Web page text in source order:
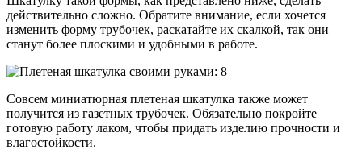
действительно сложно. Обратите внимание, если хочется
изменить форму трубочек, раскатайте их скалкой, так они
станут более плоскими и удобными в работе.
Совсем миниатюрная плетеная шкатулка также может
получится из газетных трубочек. Обязательно покройте
готовую работу лаком, чтобы придать изделию прочности и
влагостойкости.